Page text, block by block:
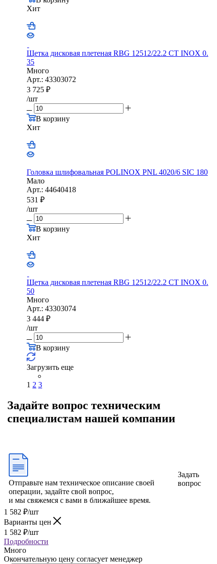
Хит
Щетка дисковая плетеная RBG 12512/22.2 CТ INOX 0.
35
Много
Арт.: 43303072
3 725 ₽
/шт
В корзину
Хит
Головка шлифовальная POLINOX PNL 4020/6 SIC 180
Мало
Арт.: 44640418
531 ₽
/шт
В корзину
Хит
Щетка дисковая плетеная RBG 12512/22.2 CТ INOX 0.
50
Много
Арт.: 43303074
3 444 ₽
/шт
В корзину
Загрузить еще
1 2 3
Задайте вопрос техническим
специалистам нашей компании
Отправьте нам техническое описание своей
операции, задайте свой вопрос,
и мы свяжемся с вами в ближайшее время.
Задать
вопрос
1 582 ₽/шт
Варианты цен
1 582 ₽/шт
Подробности
Много
Окончательную цену согласует менеджер